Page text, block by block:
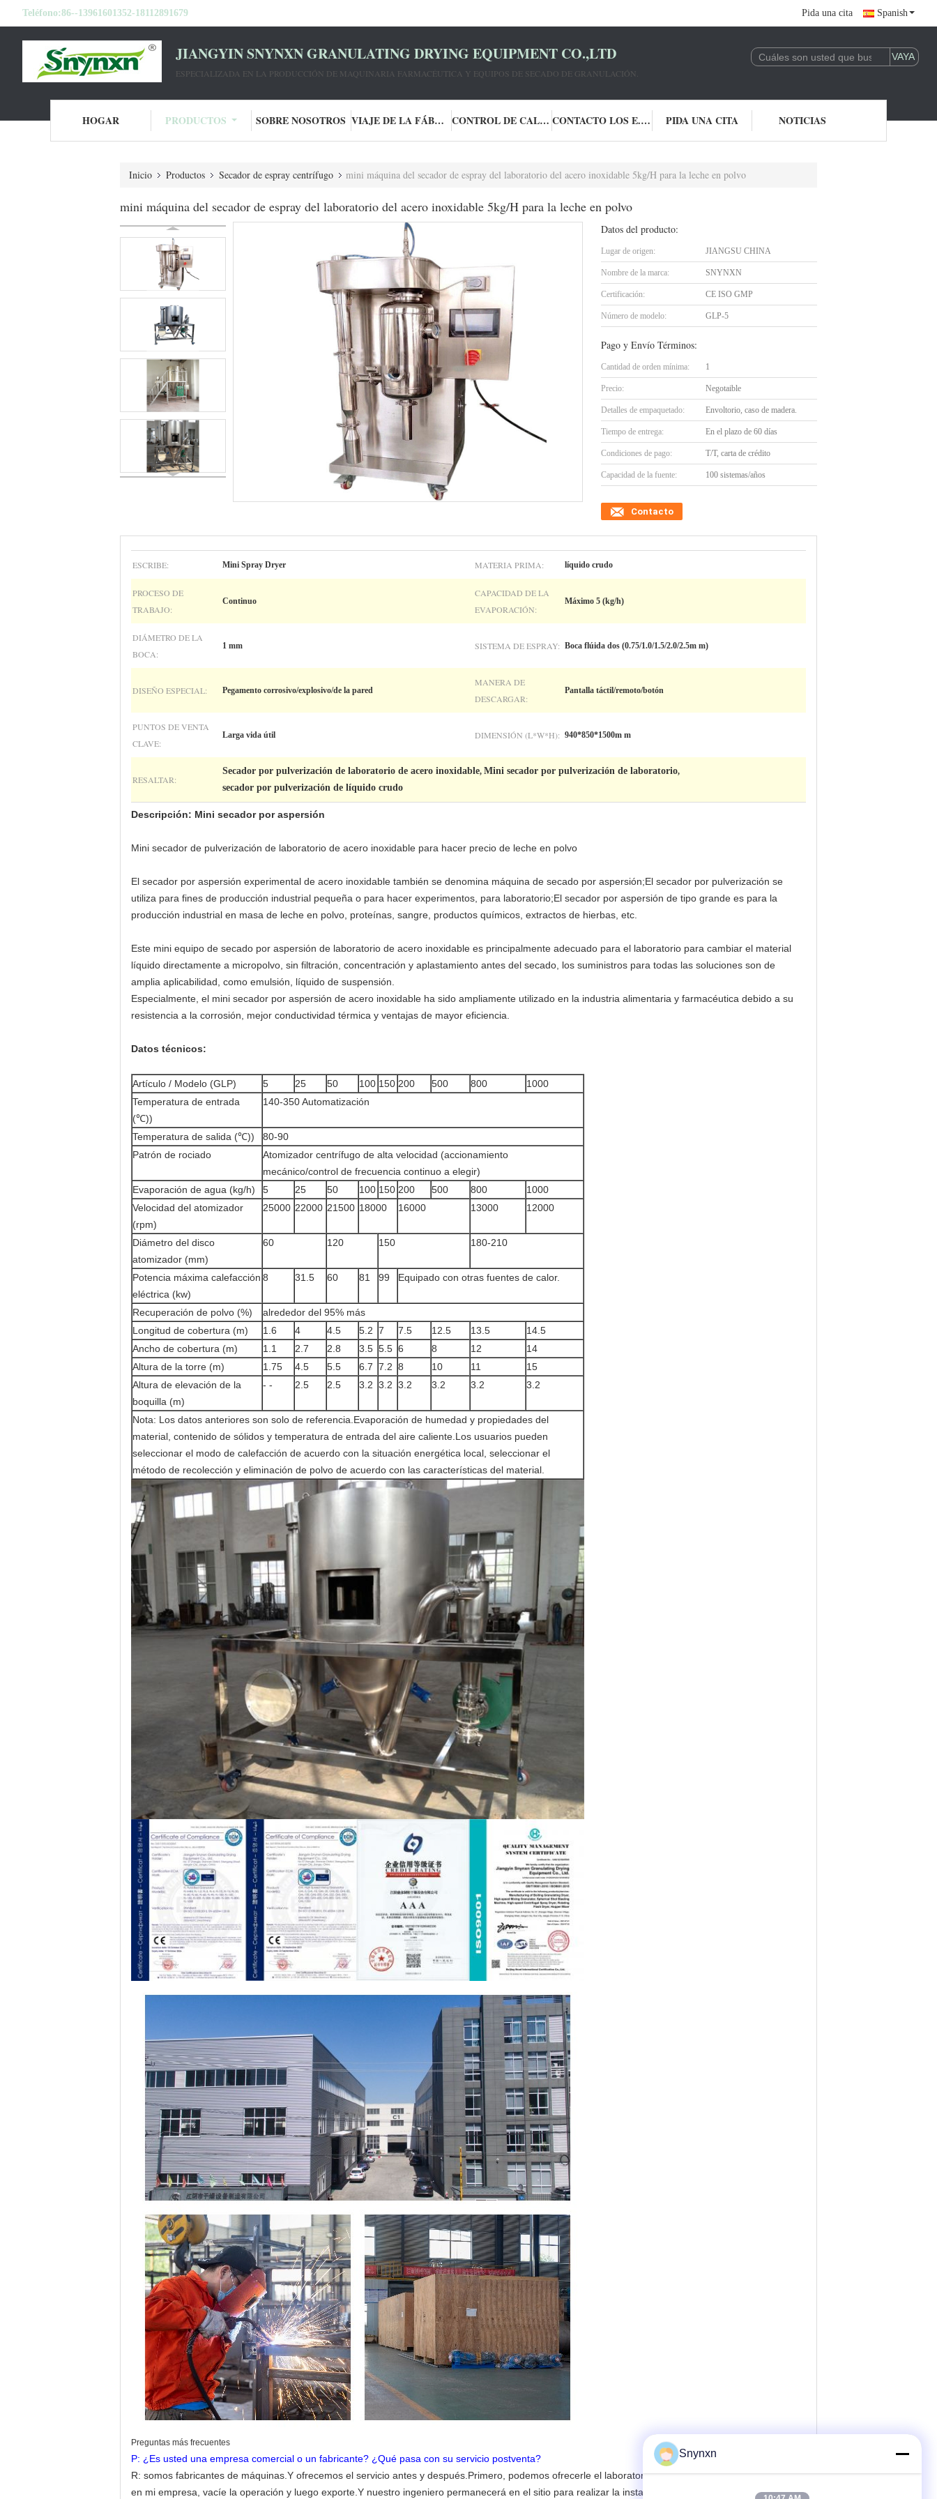
Teléfono:86--13961601352-18112891679 Pida una cita Spanish
JIANGYIN SNYNXN GRANULATING DRYING EQUIPMENT CO.,LTD
ESPECIALIZADA EN LA PRODUCCIÓN DE MAQUINARIA FARMACÉUTICA Y EQUIPOS DE SECADO DE GRANULACIÓN.
HOGAR PRODUCTOS SOBRE NOSOTROS VIAJE DE LA FÁBRICA CONTROL DE CALIDAD CONTACTO LOS E.E.U.U. PIDA UNA CITA NOTICIAS
Inicio Productos Secador de espray centrífugo mini máquina del secador de espray del laboratorio del acero inoxidable 5kg/H para la leche en polvo
mini máquina del secador de espray del laboratorio del acero inoxidable 5kg/H para la leche en polvo
Datos del producto:
Lugar de origen: JIANGSU CHINA
Nombre de la marca: SNYNXN
Certificación: CE ISO GMP
Número de modelo: GLP-5
Pago y Envío Términos:
Cantidad de orden mínima: 1
Precio: Negotaible
Detalles de empaquetado: Envoltorio, caso de madera.
Tiempo de entrega: En el plazo de 60 días
Condiciones de pago: T/T, carta de crédito
Capacidad de la fuente: 100 sistemas/años
Contacto
ESCRIBE: Mini Spray Dryer MATERIA PRIMA: líquido crudo
PROCESO DE
TRABAJO:
Continuo
CAPACIDAD DE LA
EVAPORACIÓN:
Máximo 5 (kg/h)
DIÁMETRO DE LA
BOCA:
1 mm SISTEMA DE ESPRAY: Boca flúida dos (0.75/1.0/1.5/2.0/2.5m m)
DISEÑO ESPECIAL: Pegamento corrosivo/explosivo/de la pared
MANERA DE
DESCARGAR:
Pantalla táctil/remoto/botón
PUNTOS DE VENTA
CLAVE:
Larga vida útil DIMENSIÓN (L*W*H): 940*850*1500m m
RESALTAR:
Secador por pulverización de laboratorio de acero inoxidable, Mini secador por pulverización de laboratorio,
secador por pulverización de líquido crudo
Descripción: Mini secador por aspersión
Mini secador de pulverización de laboratorio de acero inoxidable para hacer precio de leche en polvo
El secador por aspersión experimental de acero inoxidable también se denomina máquina de secado por aspersión;El secador por pulverización se
utiliza para fines de producción industrial pequeña o para hacer experimentos, para laboratorio;El secador por aspersión de tipo grande es para la
producción industrial en masa de leche en polvo, proteínas, sangre, productos químicos, extractos de hierbas, etc.
Este mini equipo de secado por aspersión de laboratorio de acero inoxidable es principalmente adecuado para el laboratorio para cambiar el material
líquido directamente a micropolvo, sin filtración, concentración y aplastamiento antes del secado, los suministros para todas las soluciones son de
amplia aplicabilidad, como emulsión, líquido de suspensión.
Especialmente, el mini secador por aspersión de acero inoxidable ha sido ampliamente utilizado en la industria alimentaria y farmacéutica debido a su
resistencia a la corrosión, mejor conductividad térmica y ventajas de mayor eficiencia.
Datos técnicos:
Artículo / Modelo (GLP) 5 25 50 100 150 200 500 800
1000
Temperatura de entrada
(℃))
140-350 Automatización
Temperatura de salida (℃))
80-90
Patrón de rociado
Atomizador centrífugo de alta velocidad (accionamiento
mecánico/control de frecuencia continuo a elegir)
Evaporación de agua (kg/h)
5 25 50 100 150 200 500 800
1000
Velocidad del atomizador
(rpm)
25000 22000 21500 18000 16000 13000 12000
Diámetro del disco
atomizador (mm)
60 120 150 180-210
Potencia máxima calefacción
eléctrica (kw)
8 31.5 60 81 99 Equipado con otras fuentes de calor.
Recuperación de polvo (%)
alrededor del 95% más
Longitud de cobertura (m)
1.6 4 4.5 5.2 7 7.5 12.5 13.5
14.5
Ancho de cobertura (m)
1.1 2.7 2.8 3.5 5.5 6 8 12
14
Altura de la torre (m)
1.75 4.5 5.5 6.7 7.2 8 10 11
15
Altura de elevación de la
boquilla (m)
- - 2.5 2.5 3.2 3.2 3.2 3.2 3.2 3.2
Nota: Los datos anteriores son solo de referencia.Evaporación de humedad y propiedades del
material, contenido de sólidos y temperatura de entrada del aire caliente.Los usuarios pueden
seleccionar el modo de calefacción de acuerdo con la situación energética local, seleccionar el
método de recolección y eliminación de polvo de acuerdo con las características del material.
Preguntas más frecuentes
P: ¿Es usted una empresa comercial o un fabricante? ¿Qué pasa con su servicio postventa?
R: somos fabricantes de máquinas.Y ofrecemos el servicio antes y después.Primero, podemos ofrecerle el laboratorio o la muestra. Luego, inspeccione
en mi empresa, vacíe la operación y luego exporte.Y nuestro ingeniero permanecerá en el sitio para realizar la instalación.Una vez roto, nuestra
Snynxn